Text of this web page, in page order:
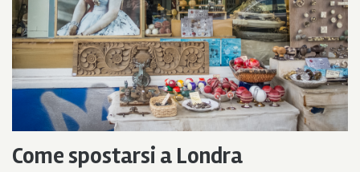
Come spostarsi a Londra